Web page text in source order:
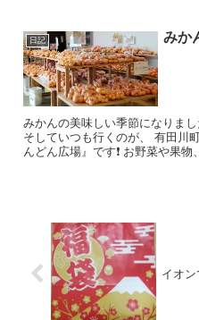
日記 みか
みかんの美味しい季節になりま
そしていつも行くのが、 有田川
んどん広場』です❗ お野菜や果
イオ